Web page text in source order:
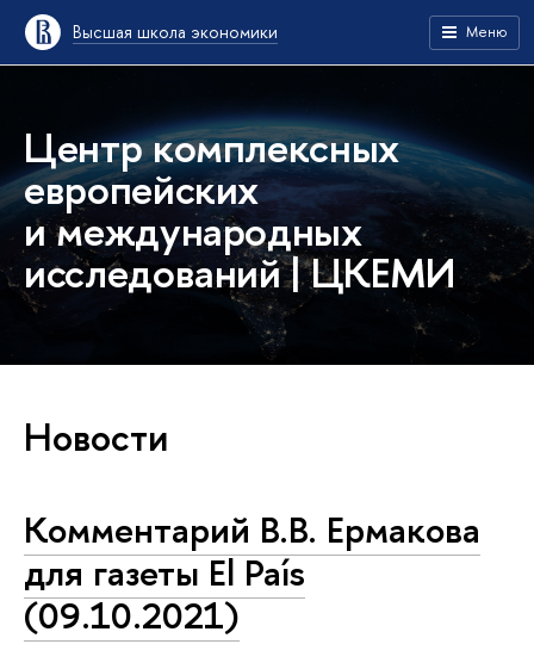
Высшая школа экономики Меню
Центр комплексных
европейских
и международных
исследований | ЦКЕМИ
Новости
Комментарий В.В. Ермакова
для газеты El País
(09.10.2021)